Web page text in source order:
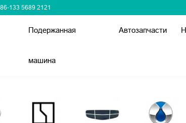
133 5689 2121
Подержанная
машина
Автозапчасти